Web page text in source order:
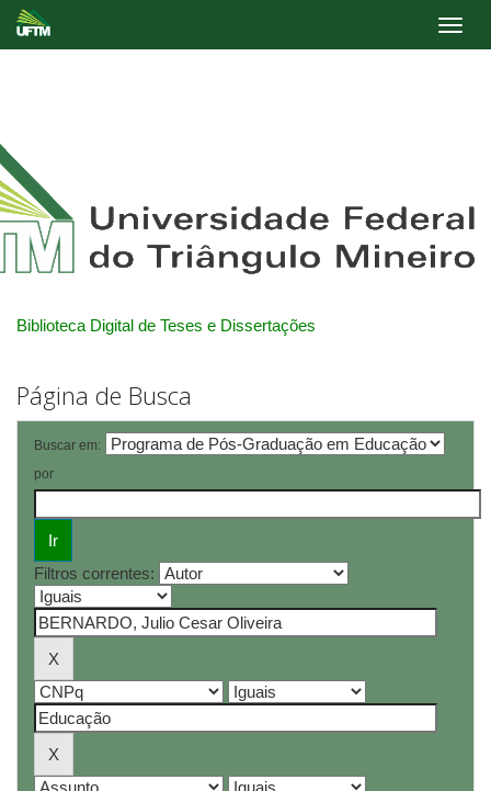
Biblioteca Digital de Teses e Dissertações
Página de Busca
Buscar em:
por
Filtros correntes: